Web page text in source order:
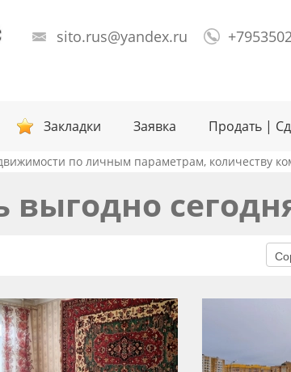
sito.rus@yandex.ru
Закладки Заявка Продать |
по личным параметрам, количеству
выгодно